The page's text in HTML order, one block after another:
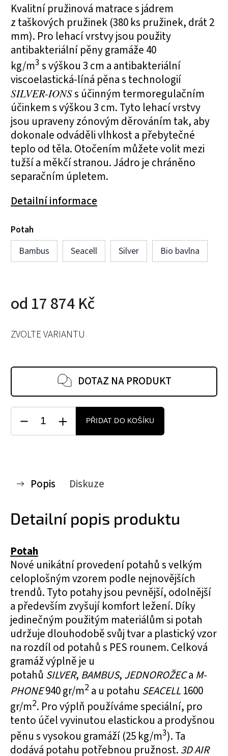
Kvalitní pružinová matrace s jádrem
z taškových pružinek (380 ks pružinek, drát 2
mm). Pro lehací vrstvy jsou použity
antibakteriální pěny gramáže 40
kg/m3 s výškou 3 cm a antibakteriální
viscoelastická-líná pěna s technologií
SILVER-IONSs účinným termoregulačním
účinkem s výškou 3 cm. Tyto lehací vrstvy
jsou upraveny zónovým děrováním tak, aby
dokonale odváděli vlhkost a přebytečné
teplo od těla. Otočením můžete volit mezi
tužší a měkčí stranou. Jádro je chráněno
separačním úpletem.
Detailní informace
Potah
Bambus
Seacell Silver Bio bavlna
od 17 874 Kč
ZVOLTE VARIANTU
DOTAZ NA PRODUKT
PŘIDAT DO KOŠÍKU
Popis Diskuze
Detailní popis produktu
Potah
Nové unikátní provedení potahů s velkým
celoplošným vzorem podle nejnovějších
trendů. Tyto potahy jsou pevnější, odolnější
a především zvyšují komfort ležení. Díky
jedinečným použitým materiálům si potah
udržuje dlouhodobě svůj tvar a plastický vzor
na rozdíl od potahů s PES rounem. Celková
gramáž výplně je u
potahů SILVER, BAMBUS, JEDNOROŽECa M-
PHONE940 gr/m2 a u potahu SEACELL 1600
gr/m2. Pro výplň používáme speciální, pro
tento účel vyvinutou elastickou a prodyšnou
pěnu s vysokou gramáží (25 kg/m3). Ta
dodává potahu potřebnou pružnost. 3D AIR